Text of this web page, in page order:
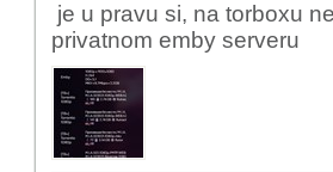
Torrentio mi
koji mi
je u pravu si, na torboxu
privatnom emby serveru